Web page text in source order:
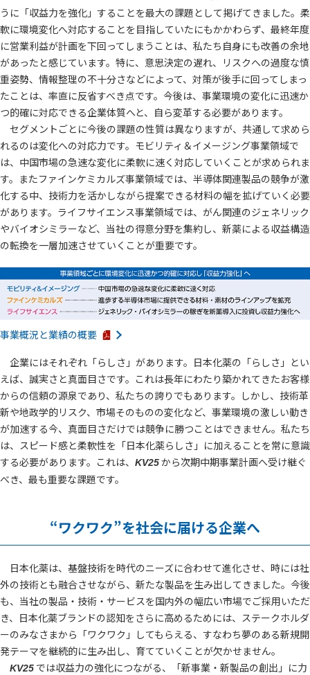
うに「収益力を強化」することを最大の課題として掲げてきました。柔
軟に環境変化へ対応することを目指していたにもかかわらず、最終年度
に営業利益が計画を下回ってしまうことは、私たち自身にも改善の余地
があったと感じています。特に、意思決定の遅れ、リスクへの過度な慎
重姿勢、情報整理の不十分さなどによって、対策が後手に回ってしまっ
たことは、率直に反省すべき点です。今後は、事業環境の変化に迅速か
つ的確に対応できる企業体質へと、自ら変革する必要があります。
セグメントごとに今後の課題の性質は異なりますが、共通して求めら
れるのは変化への対応力です。モビリティ＆イメージング事業領域で
は、中国市場の急速な変化に柔軟に速く対応していくことが求められま
す。またファインケミカルズ事業領域では、半導体関連製品の競争が激
化する中、技術力を活かしながら提案できる材料の幅を拡げていく必要
があります。ライフサイエンス事業領域では、がん関連のジェネリック
やバイオシミラーなど、当社の得意分野を集約し、新薬による収益構造
の転換を一層加速させていくことが重要です。
事業概況と業績の概要
企業にはそれぞれ「らしさ」があります。日本化薬の「らしさ」とい
えば、誠実さと真面目さです。これは長年にわたり築かれてきたお客様
からの信頼の源泉であり、私たちの誇りでもあります。しかし、技術革
新や地政学的リスク、市場そのものの変化など、事業環境の激しい動き
が加速する今、真面目さだけでは競争に勝つことはできません。私たち
は、スピード感と柔軟性を「日本化薬らしさ」に加えることを常に意識
する必要があります。これは、
KV25から次期中期事業計画へ受け継ぐ
べき、最も重要な課題です。
“ワクワク”を社会に届ける企業へ
日本化薬は、基盤技術を時代のニーズに合わせて進化させ、時には社
外の技術とも融合させながら、新たな製品を生み出してきました。今後
も、当社の製品・技術・サービスを国内外の幅広い市場でご採用いただ
き、日本化薬ブランドの認知をさらに高めるためには、ステークホルダ
ーのみなさまから「ワクワク」してもらえる、すなわち夢のある新規開
発テーマを継続的に生み出し、育てていくことが欠かせません。
KV25 では収益力の強化につながる、「新事業・新製品の創出」に力